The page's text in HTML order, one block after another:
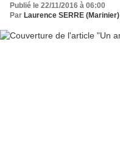
Publié le 22/11/2016 à 06:00
Par Laurence SERRE (Marinier)